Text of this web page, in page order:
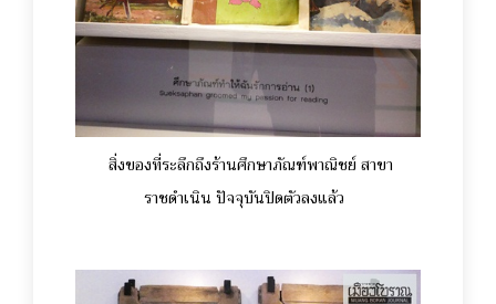
สิ่งของที่ระลึกถึงร้านศึกษาภัณฑ์พาณิชย์ สาขา
ราชดำเนิน ปัจจุบันปิดตัวลงแล้ว